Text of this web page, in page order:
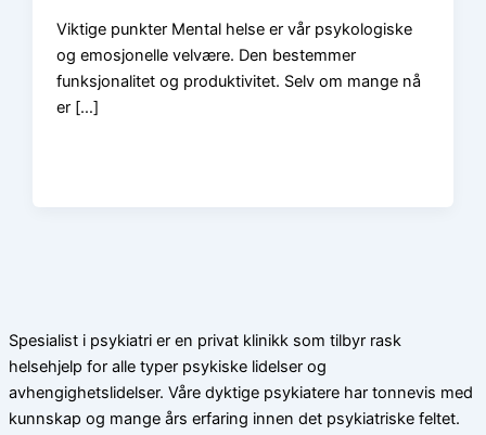
Viktige punkter Mental helse er vår psykologiske
og emosjonelle velvære. Den bestemmer
funksjonalitet og produktivitet. Selv om mange nå
er […]
Spesialist i psykiatri er en privat klinikk som tilbyr rask
helsehjelp for alle typer psykiske lidelser og
avhengighetslidelser. Våre dyktige psykiatere har tonnevis med
kunnskap og mange års erfaring innen det psykiatriske feltet.